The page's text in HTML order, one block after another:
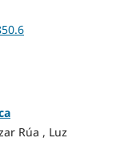
Rúa , Luz